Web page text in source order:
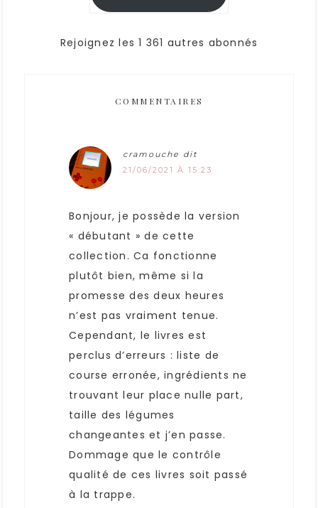
Rejoignez les 1 361 autres abonnés
COMMENTAIRES
cramouche dit
21/06/2021 À 15:23
Bonjour, je possède la version
« débutant » de cette
collection. Ca fonctionne
plutôt bien, même si la
promesse des deux heures
n’est pas vraiment tenue.
Cependant, le livres est
perclus d’erreurs : liste de
course erronée, ingrédients ne
trouvant leur place nulle part,
taille des légumes
changeantes et j’en passe.
Dommage que le contrôle
qualité de ces livres soit passé
à la trappe.